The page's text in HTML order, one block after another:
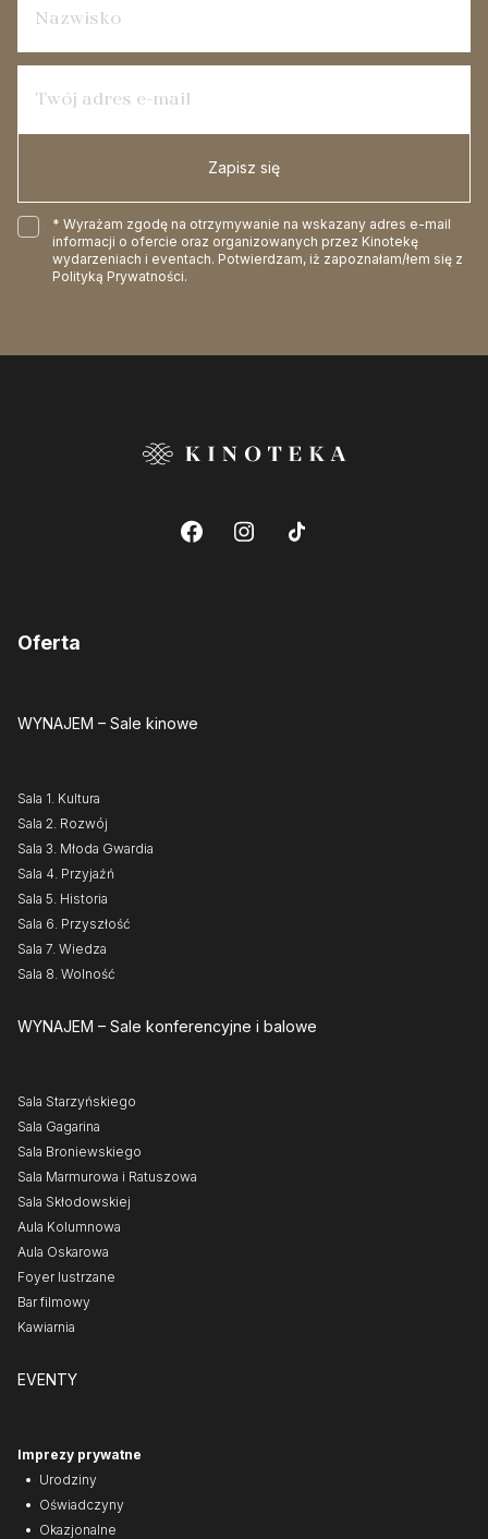
Zapisz się
* Wyrażam zgodę na otrzymywanie na wskazany adres e-mail
informacji o ofercie oraz organizowanych przez Kinotekę
wydarzeniach i eventach. Potwierdzam, iż zapoznałam/łem się z
Polityką Prywatności.
Oferta
WYNAJEM – Sale kinowe
Sala 1. Kultura
Sala 2. Rozwój
Sala 3. Młoda Gwardia
Sala 4. Przyjaźń
Sala 5. Historia
Sala 6. Przyszłość
Sala 7. Wiedza
Sala 8. Wolność
WYNAJEM – Sale konferencyjne i balowe
Sala Starzyńskiego
Sala Gagarina
Sala Broniewskiego
Sala Marmurowa i Ratuszowa
Sala Skłodowskiej
Aula Kolumnowa
Aula Oskarowa
Foyer lustrzane
Bar filmowy
Kawiarnia
EVENTY
Imprezy prywatne
Urodziny
Oświadczyny
Okazjonalne